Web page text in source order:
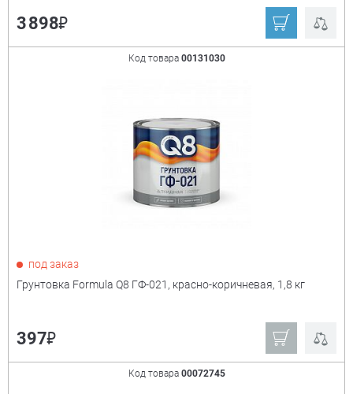
3 898₽
Код товара 00131030
под заказ
Грунтовка Formula Q8 ГФ-021, красно-коричневая, 1,8 кг
397₽
Код товара 00072745